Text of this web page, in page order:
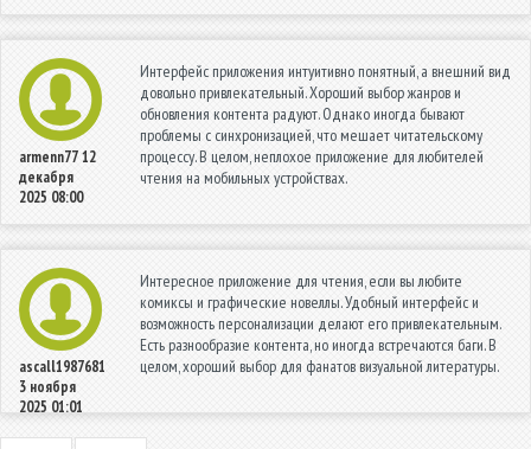
armenn7712
декабря
2025 08:00
Интерфейс приложения интуитивно понятный, а внешний вид
довольно привлекательный. Хороший выбор жанров и
обновления контента радуют. Однако иногда бывают
проблемы с синхронизацией, что мешает читательскому
процессу. В целом, неплохое приложение для любителей
чтения на мобильных устройствах.
ascall1987681
3 ноября
2025 01:01
Интересное приложение для чтения, если вы любите
комиксы и графические новеллы. Удобный интерфейс и
возможность персонализации делают его привлекательным.
Есть разнообразие контента, но иногда встречаются баги. В
целом, хороший выбор для фанатов визуальной литературы.